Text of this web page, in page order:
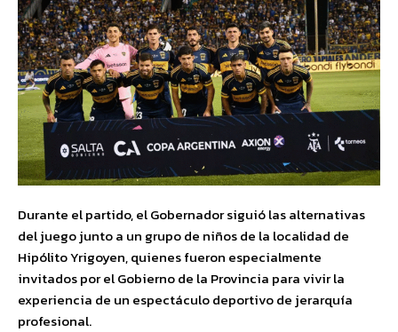
Durante el partido, el Gobernador siguió las alternativas
del juego junto a un grupo de niños de la localidad de
Hipólito Yrigoyen, quienes fueron especialmente
invitados por el Gobierno de la Provincia para vivir la
experiencia de un espectáculo deportivo de jerarquía
profesional.